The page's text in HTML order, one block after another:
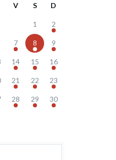
V S D
1 2
7 8 9
14 15 16
21 22 23
28 29 30